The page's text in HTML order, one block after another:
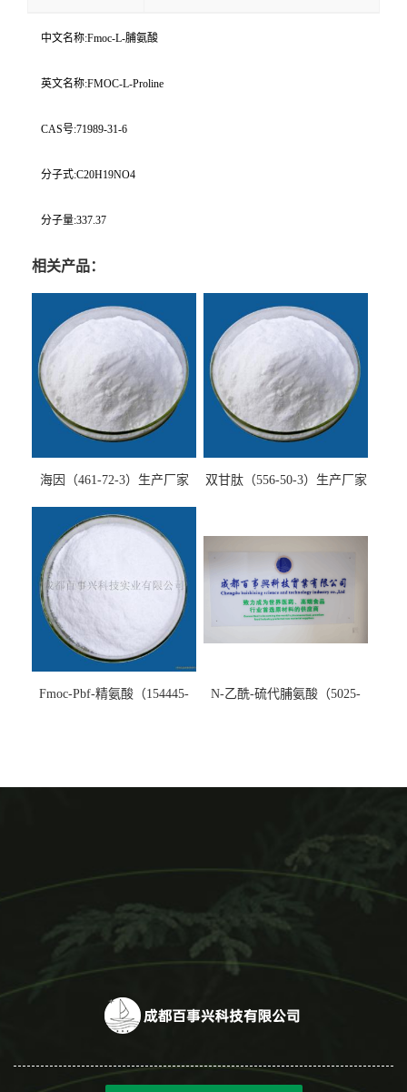
中文名称:Fmoc-L-脯氨酸
英文名称:FMOC-L-Proline
CAS号:71989-31-6
分子式:C20H19NO4
分子量:337.37
相关产品：
海因（461-72-3）生产厂家 双甘肽（556-50-3）生产厂家
Fmoc-Pbf-精氨酸（154445-
N-乙酰-硫代脯氨酸（5025-